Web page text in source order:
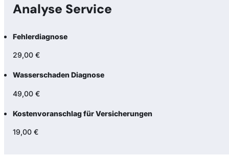
Analyse Service
Fehlerdiagnose
29,00 €
Wasserschaden Diagnose
49,00 €
Kostenvoranschlag für Versicherungen
19,00 €